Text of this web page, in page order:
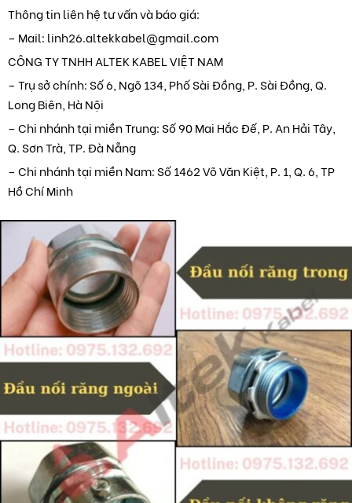
Thông tin liên hệ tư vấn và báo giá:
– Mail: linh26.altekkabel@gmail.com
CÔNG TY TNHH ALTEK KABEL VIỆT NAM
– Trụ sở chính: Số 6, Ngõ 134, Phố Sài Đồng, P. Sài Đồng, Q.
Long Biên, Hà Nội
– Chi nhánh tại miền Trung: Số 90 Mai Hắc Đế, P. An Hải Tây,
Q. Sơn Trà, TP. Đà Nẵng
– Chi nhánh tại miền Nam: Số 1462 Võ Văn Kiệt, P. 1, Q. 6, TP
Hồ Chí Minh